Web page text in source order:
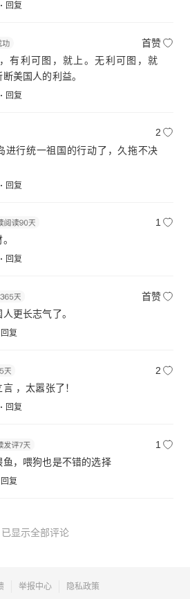
回复
首赞
有利可图，就上。无利可图，就
美国人的利益。
回复
2
进行统一祖国的行动了，久拖不决
回复
1
回复
首赞
更长志气了。
回复
2
，太嚣张了！
回复
1
，喂狗也是不错的选择
回复
已显示全部评论
举报中心 隐私政策